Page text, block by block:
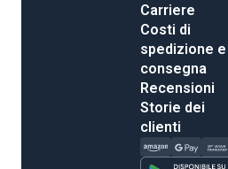
Carriere
Costi di
spedizione e
consegna
Recensioni
Storie dei
clienti